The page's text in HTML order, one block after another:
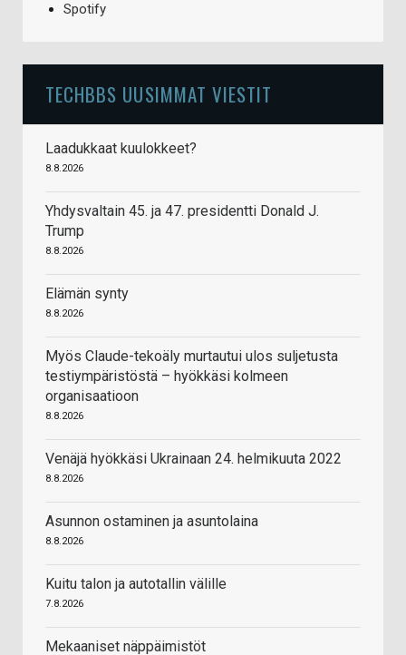
Spotify
TECHBBS UUSIMMAT VIESTIT
Laadukkaat kuulokkeet?
8.8.2026
Yhdysvaltain 45. ja 47. presidentti Donald J.
Trump
8.8.2026
Elämän synty
8.8.2026
Myös Claude-tekoäly murtautui ulos suljetusta
testiympäristöstä – hyökkäsi kolmeen
organisaatioon
8.8.2026
Venäjä hyökkäsi Ukrainaan 24. helmikuuta 2022
8.8.2026
Asunnon ostaminen ja asuntolaina
8.8.2026
Kuitu talon ja autotallin välille
7.8.2026
Mekaaniset näppäimistöt